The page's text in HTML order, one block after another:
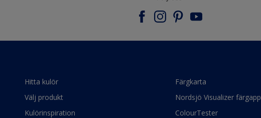
Hitta kulör
Välj produkt
Kulörinspiration
Färgkarta
Nordsjö Visualizer färgapp
ColourTester